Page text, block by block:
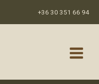
+36 30 351 66 94
Menu